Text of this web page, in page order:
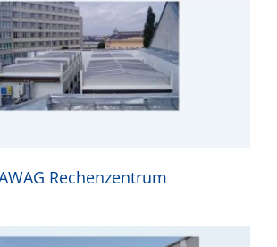
Rechenzentrum